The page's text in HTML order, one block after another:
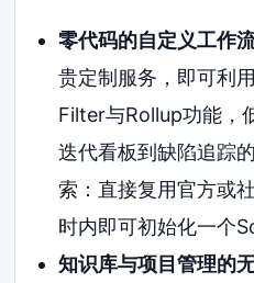
零代码的自定义工作
贵定制服务，即可利
Filter与Rollup功能，
迭代看板到缺陷追踪
索：直接复用官方或
时内即可初始化一个
知识库与项目管理的